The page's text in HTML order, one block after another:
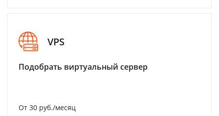
VPS
Подобрать виртуальный сервер
От 30 руб./месяц